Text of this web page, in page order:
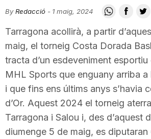
i
u
t
a
By Redacció - 1 maig, 2024
Tarragona acollirà, a partir
maig, el torneig Costa Dorada
tracta d’un esdeveniment
MHL Sports que enguany arriba
i que fins ens últims anys s’havia
d’Or. Aquest 2024 el torneig
Tarragona i Salou i, des d’aquest
diumenge 5 de maig, es